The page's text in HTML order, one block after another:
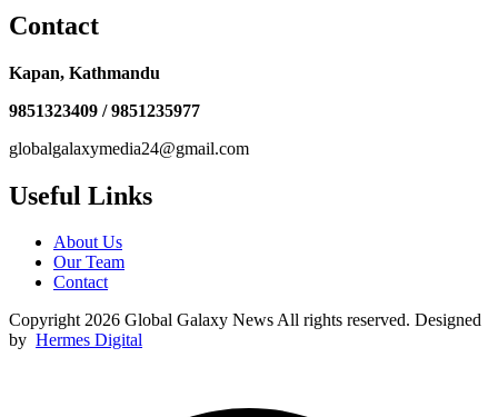
Contact
Kapan, Kathmandu
9851323409 / 9851235977
globalgalaxymedia24@gmail.com
Useful Links
About Us
Our Team
Contact
Copyright 2026 Global Galaxy News All rights reserved. Designed
by Hermes Digital